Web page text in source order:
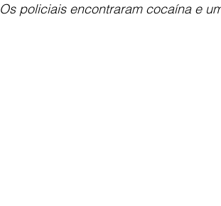
Os policiais encontraram cocaína e